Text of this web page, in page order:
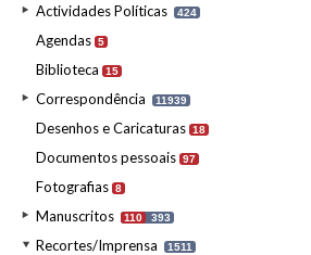
Actividades Políticas 424
Agendas 5
Biblioteca 15
Correspondência 11939
Desenhos e Caricaturas 18
Documentos pessoais 97
Fotografias 8
Manuscritos 110 393
Recortes/Imprensa 1511